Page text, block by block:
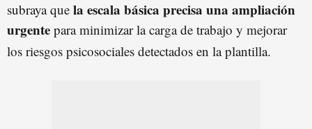
subraya que la escala básica precisa una ampliación
urgente para minimizar la carga de trabajo y mejorar
los riesgos psicosociales detectados en la plantilla.